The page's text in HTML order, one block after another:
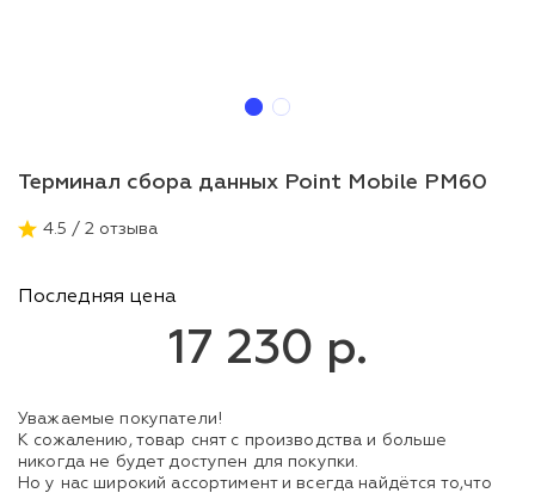
Терминал сбора данных Point Mobile PM60
4.5 / 2 отзыва
Последняя цена
17 230 р.
Уважаемые покупатели!
К сожалению, товар снят с производства и больше
никогда не будет доступен для покупки.
Но у нас широкий ассортимент и всегда найдётся то,что